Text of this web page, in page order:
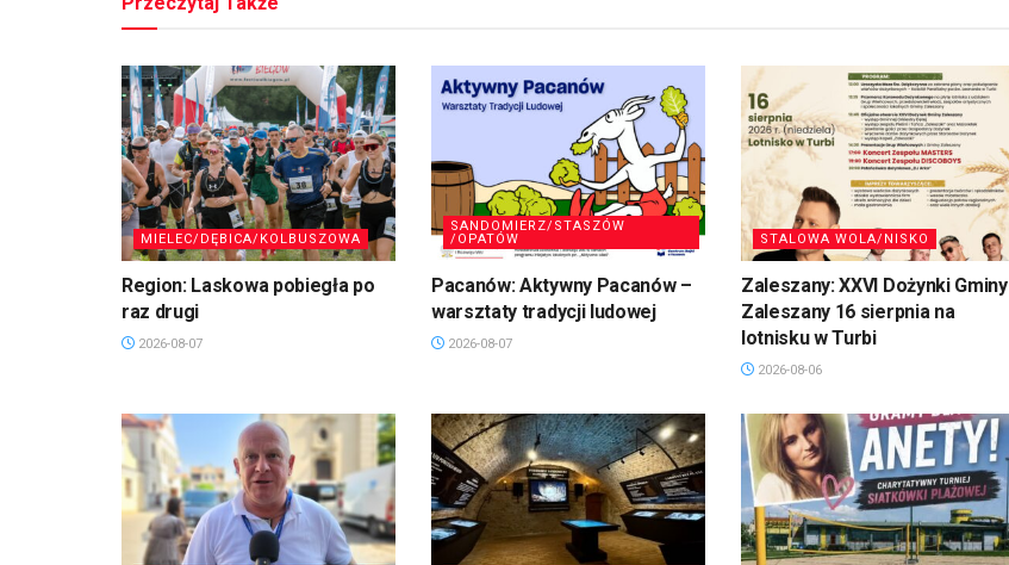
MIELEC/DĘBICA/KOLBUSZOWA
Region: Laskowa pobiegła po
raz drugi
2026-08-07
SANDOMIERZ/STASZÓW
/OPATÓW
Pacanów: Aktywny Pacanów –
warsztaty tradycji ludowej
2026-08-07
STALOWA WOLA/NISKO
Zaleszany: XXVI Dożynki Gminy
Zaleszany 16 sierpnia na
lotnisku w Turbi
2026-08-06